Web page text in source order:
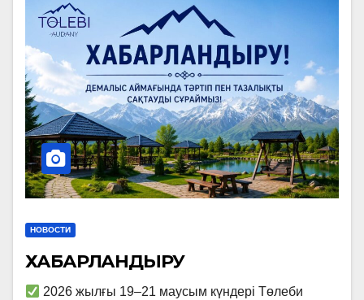
НОВОСТИ
ХАБАРЛАНДЫРУ
2026 жылғы 19–21 маусым күндері Төлеби